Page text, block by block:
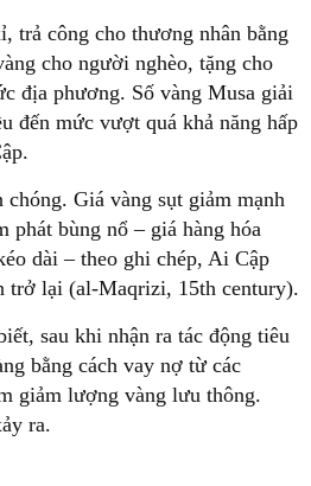
trả công cho thương nhân bằng
cho người nghèo, tặng cho
địa phương. Số vàng Musa giải
đến mức vượt quá khả năng hấp
chóng. Giá vàng sụt giảm mạnh
phát bùng nổ – giá hàng hóa
dài – theo ghi chép, Ai Cập
trở lại (al-Maqrizi, 15th century).
sau khi nhận ra tác động tiêu
bằng cách vay nợ từ các
giảm lượng vàng lưu thông.
ra.